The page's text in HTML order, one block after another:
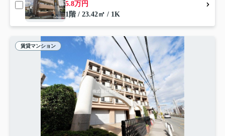
5.8万円
1階 / 23.42㎡ / 1K
賃貸マンション